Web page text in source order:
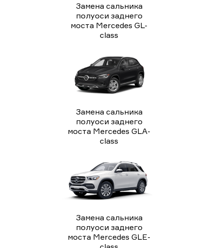
Замена сальника
полуоси заднего
моста Mercedes GL-
class
Замена сальника
полуоси заднего
моста Mercedes GLA-
class
Замена сальника
полуоси заднего
моста Mercedes GLE-